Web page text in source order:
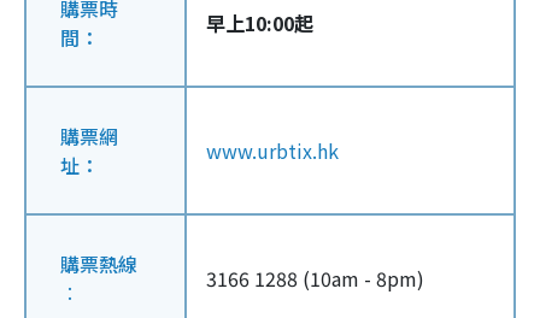
購票時
間：
早上10:00起
購票網
址：
www.urbtix.hk
購票熱線
︰
3166 1288 (10am - 8pm)